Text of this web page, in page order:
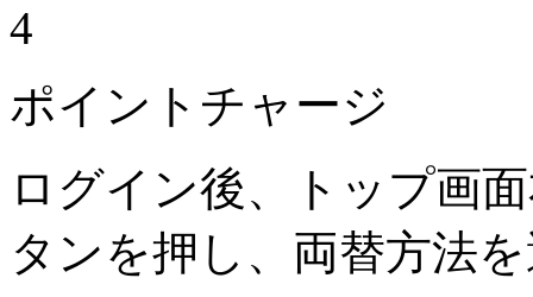
4
ポイントチャージ
ログイン後、トップ画
タンを押し、両替方法